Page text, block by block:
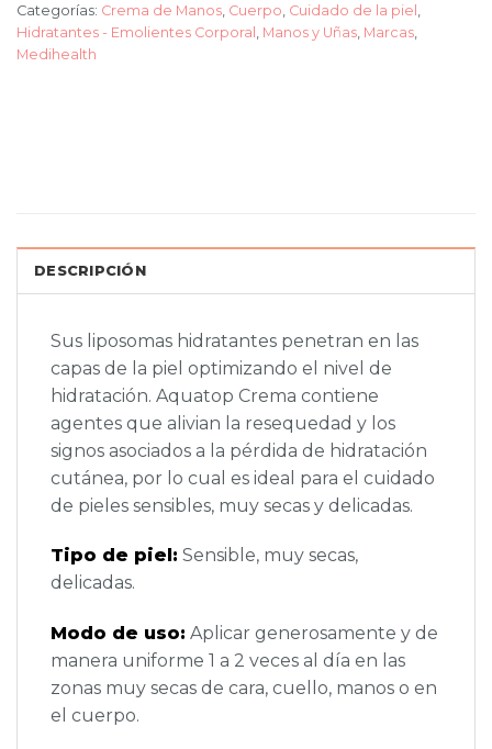
Categorías: Crema de Manos Cuerpo Cuidado de la piel
Hidratantes - Emolientes Corporal Manos y Uñas Marcas
Medihealth
DESCRIPCIÓN
Sus liposomas hidratantes penetran en las
capas de la piel optimizando el nivel de
hidratación. Aquatop Crema contiene
agentes que alivian la resequedad y los
signos asociados a la pérdida de hidratación
cutánea, por lo cual es ideal para el cuidado
de pieles sensibles, muy secas y delicadas.
Tipo de piel: Sensible, muy secas,
delicadas.
Modo de uso: Aplicar generosamente y de
manera uniforme 1 a 2 veces al día en las
zonas muy secas de cara, cuello, manos o en
el cuerpo.